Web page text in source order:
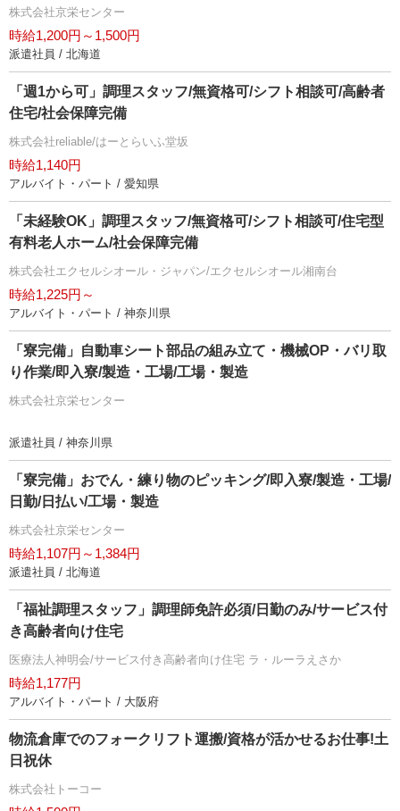
株式会社京栄センター
時給1,200円～1,500円
派遣社員 / 北海道
「週1から可」調理スタッフ/無資格可/シフト相談可/高齢者
住宅/社会保障完備
株式会社reliable/はーとらいふ堂坂
時給1,140円
アルバイト・パート / 愛知県
「未経験OK」調理スタッフ/無資格可/シフト相談可/住宅型
有料老人ホーム/社会保障完備
株式会社エクセルシオール・ジャパン/エクセルシオール湘南台
時給1,225円～
アルバイト・パート / 神奈川県
「寮完備」自動車シート部品の組み立て・機械OP・バリ取
り作業/即入寮/製造・工場/工場・製造
株式会社京栄センター
派遣社員 / 神奈川県
「寮完備」おでん・練り物のピッキング/即入寮/製造・工場/
日勤/日払い/工場・製造
株式会社京栄センター
時給1,107円～1,384円
派遣社員 / 北海道
「福祉調理スタッフ」調理師免許必須/日勤のみ/サービス付
き高齢者向け住宅
医療法人神明会/サービス付き高齢者向け住宅 ラ・ルーラえさか
時給1,177円
アルバイト・パート / 大阪府
物流倉庫でのフォークリフト運搬/資格が活かせるお仕事!土
日祝休
株式会社トーコー